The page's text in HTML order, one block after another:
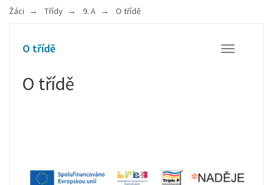
Žáci Třídy 9. A O třídě
Otevřít/
O třídě
O třídě